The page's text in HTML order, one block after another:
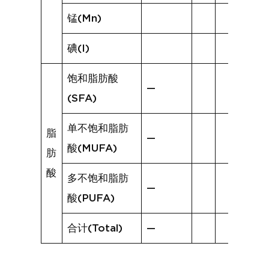
锰(Mn)
碘(I)
脂
肪
酸
饱和脂肪酸
(SFA)
—
单不饱和脂肪
酸(MUFA)
—
多不饱和脂肪
酸(PUFA)
—
合计(Total) —